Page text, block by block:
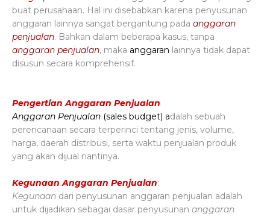
buat perusahaan. Hal ini disebabkan karena penyusunan
anggaran lainnya sangat bergantung pada anggaran
penjualan. Bahkan dalam beberapa kasus, tanpa
anggaran penjualan, maka anggaran lainnya tidak dapat
disusun secara komprehensif.
Pengertian Anggaran Penjualan
Anggaran Penjualan (sales budget) adalah sebuah
perencanaan secara terperinci tentang jenis, volume,
harga, daerah distribusi, serta waktu penjualan produk
yang akan dijual nantinya.
Kegunaan Anggaran Penjualan:
Kegunaan dari penyusunan anggaran penjualan adalah
untuk dijadikan sebagai dasar penyusunan anggaran